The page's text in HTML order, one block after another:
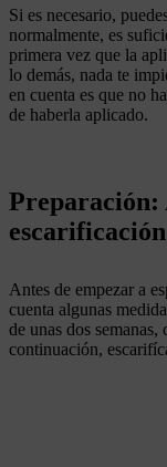
Si es necesario,
normalmente, es
primera vez que la
lo demás, nada te
en cuenta es que no
de haberla aplicado.
Preparación:
escarificación
Antes de empezar a
cuenta algunas
de unas dos
continuación,